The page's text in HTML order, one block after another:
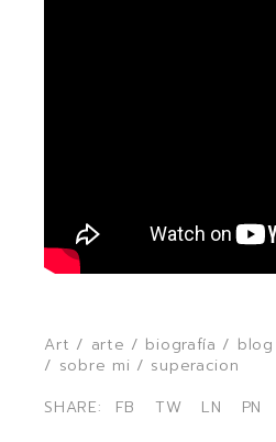
Art / arte / biografía / blog
/ sobre mi / superacion
SHARE:
FB TW LN PN